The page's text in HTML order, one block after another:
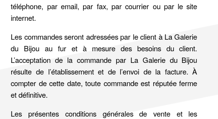
téléphone, par email, par fax, par courrier ou par le site
internet.
Les commandes seront adressées par le client à La Galerie
du Bijou au fur et à mesure des besoins du client.
L’acceptation de la commande par La Galerie du Bijou
résulte de l’établissement et de l’envoi de la facture. À
compter de cette date, toute commande est réputée ferme
et définitive.
Les présentes conditions générales de vente et les